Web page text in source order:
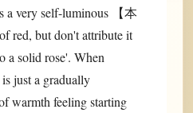
a very self-luminous 【本
red, but don't attribute it
a solid rose'. When
just a gradually
warmth feeling starting